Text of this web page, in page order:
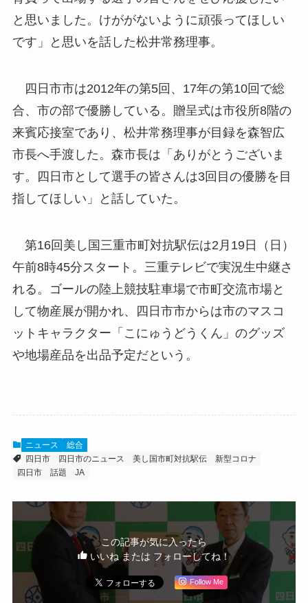
と思いました。けががないように頑張ってほしい
です」と思いを話した松井常務理事。
四日市市は2012年の第5回、17年の第10回で総
合、市の部で優勝している。贈呈式は市役所8階の
来賓応接室であり、松井常務理事が目録を森智広
市長へ手渡した。森市長は「ありがとうございま
す。四日市として選手の皆さんは3回目の優勝を目
指してほしい」と話していた。
第16回美し国三重市町対抗駅伝は2月19日（日）
午前8時45分スタート。三重テレビで実況生中継さ
れる。ゴールの陸上競技駐車場で市町交流市場と
して物産展が開かれ、四日市市からは市のマスコ
ットキャラクター「こにゅうどうくん」のグッズ
や地場産品を出品予定だという。
ニュース
総合
四日市
四日市のニュース 美し国市町対抗駅伝
新型コロナ
四日市 話題
JA
この記事が気に入ったら
いいね または フォローしてね！
Follow Me